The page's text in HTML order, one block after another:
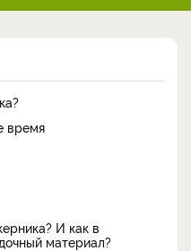
время
И как в
материал?